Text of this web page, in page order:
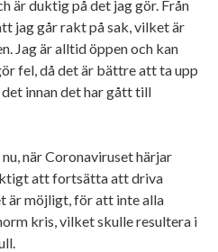
är duktig på det jag gör. Från
jag går rakt på sak, vilket är
Jag är alltid öppen och kan
fel, då det är bättre att ta upp
innan det har gått till
när Coronaviruset härjar
att fortsätta att driva
är möjligt, för att inte alla
kris, vilket skulle resultera i